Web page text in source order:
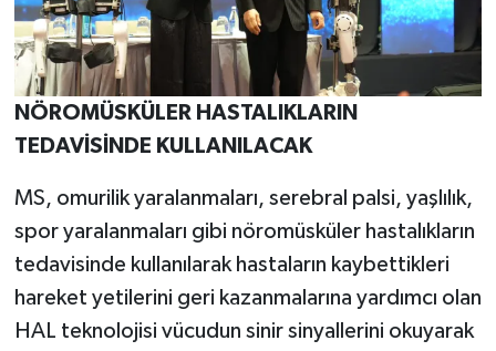
NÖROMÜSKÜLER HASTALIKLARIN
TEDAVİSİNDE KULLANILACAK
MS, omurilik yaralanmaları, serebral palsi, yaşlılık,
spor yaralanmaları gibi nöromüsküler hastalıkların
tedavisinde kullanılarak hastaların kaybettikleri
hareket yetilerini geri kazanmalarına yardımcı olan
HAL teknolojisi vücudun sinir sinyallerini okuyarak